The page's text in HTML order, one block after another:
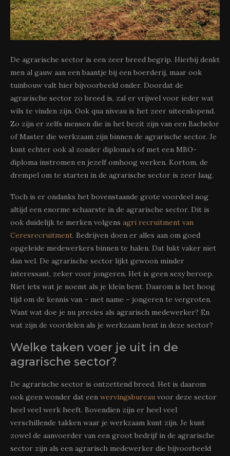
De agrarische sector is een zeer breed begrip. Hierbij denkt
men al gauw aan een baantje bij een boerderij, maar ook
tuinbouw valt hier bijvoorbeeld onder. Doordat de
agrarische sector zo breed is, zal er vrijwel voor ieder wat
wils te vinden zijn. Ook qua niveau is het zeer uiteenlopend.
Zo zijn er zelfs mensen die in het bezit zijn van een Bachelor
of Master die werkzaam zijn binnen de agrarische sector. Je
kunt echter ook al zonder diploma’s of met een MBO-
diploma instromen en jezelf omhoog werken. Kortom, de
drempel om te starten in de agrarische sector is zeer laag.
Toch is er ondanks het bovenstaande grote voordeel nog
altijd een enorme schaarste in de agrarische sector. Dit is
ook duidelijk te merken volgens agri recruitment van
Ceresrecruitment. Bedrijven doen er alles aan om goed
opgeleide medewerkers binnen te halen. Dat lukt vaker niet
dan wel. De agrarische sector lijkt gewoon minder
interessant, zeker voor jongeren. Het is geen sexy beroep.
Niet iets wat je noemt als je klein bent. Daarom is het hoog
tijd om de kennis van – met name – jongeren te vergroten.
Want wat doe je nu precies als agrarisch medewerker? En
wat zijn de voordelen als je werkzaam bent in deze sector?
Welke taken voer je uit in de
agrarische sector?
De agrarische sector is ontzettend breed. Het is daarom
ook geen wonder dat een wervingsbureau voor deze sector
heel veel werk heeft. Bovendien zijn er heel veel
verschillende takken waar je werkzaam kunt zijn. Je kunt
zowel de aanvoerder van een groot bedrijf in de agrarische
sector zijn als een agrarisch medewerker die bijvoorbeeld